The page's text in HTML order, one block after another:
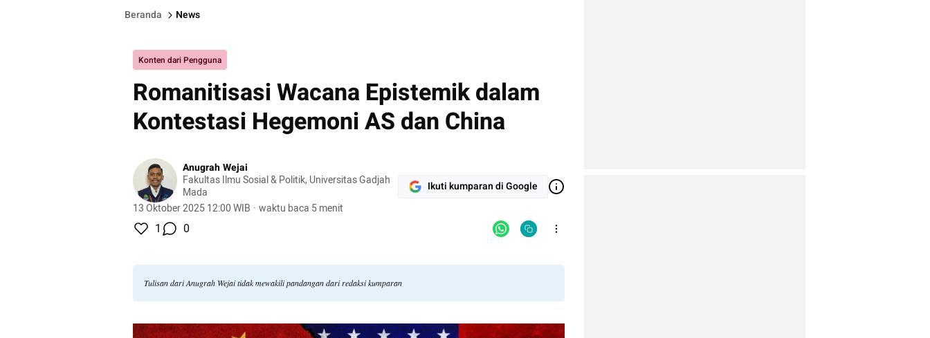
Beranda News
Konten dari Pengguna
Romanitisasi Wacana Epistemik dalam
Kontestasi Hegemoni AS dan China
Anugrah Wejai
Fakultas Ilmu Sosial & Politik, Universitas Gadjah
Mada
13 Oktober 2025 12:00 WIB · waktu baca 5 menit
Ikuti kumparan di Google
1 0
Tulisan dari Anugrah Wejai tidak mewakili pandangan dari redaksi kumparan